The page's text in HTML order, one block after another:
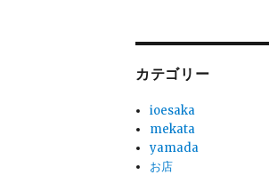
カテゴリー
ioesaka
mekata
yamada
お店